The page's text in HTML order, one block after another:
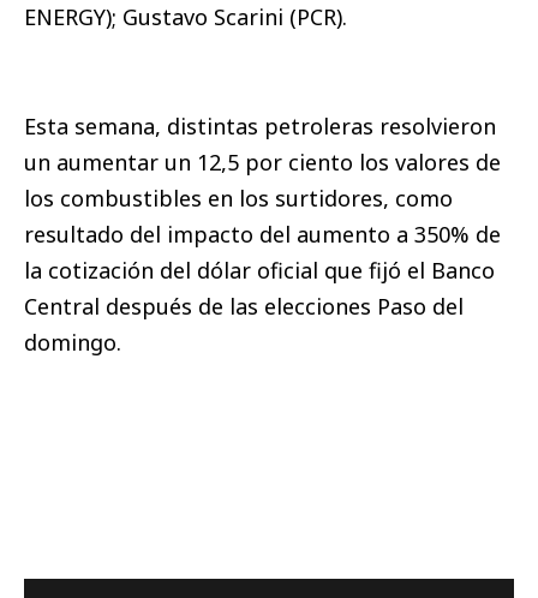
ENERGY); Gustavo Scarini (PCR).
Esta semana, distintas petroleras resolvieron
un aumentar un 12,5 por ciento los valores de
los combustibles en los surtidores, como
resultado del impacto del aumento a 350% de
la cotización del dólar oficial que fijó el Banco
Central después de las elecciones Paso del
domingo.